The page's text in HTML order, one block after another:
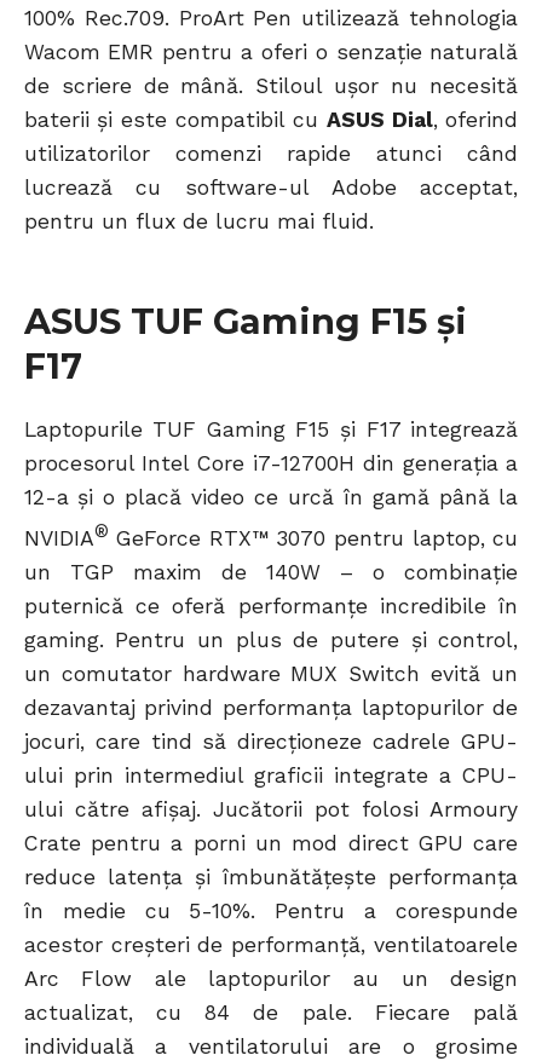
100% Rec.709. ProArt Pen utilizează tehnologia
Wacom EMR pentru a oferi o senzație naturală
de scriere de mână. Stiloul ușor nu necesită
baterii și este compatibil cu ASUS Dial, oferind
utilizatorilor comenzi rapide atunci când
lucrează cu software-ul Adobe acceptat,
pentru un flux de lucru mai fluid.
ASUS TUF Gaming F15 și
F17
Laptopurile TUF Gaming F15 și F17 integrează
procesorul Intel Core i7-12700H din generația a
12-a și o placă video ce urcă în gamă până la
NVIDIA® GeForce RTX™ 3070 pentru laptop, cu
un TGP maxim de 140W – o combinație
puternică ce oferă performanțe incredibile în
gaming. Pentru un plus de putere și control,
un comutator hardware MUX Switch evită un
dezavantaj privind performanța laptopurilor de
jocuri, care tind să direcționeze cadrele GPU-
ului prin intermediul graficii integrate a CPU-
ului către afișaj. Jucătorii pot folosi Armoury
Crate pentru a porni un mod direct GPU care
reduce latența și îmbunătățește performanța
în medie cu 5-10%. Pentru a corespunde
acestor creșteri de performanță, ventilatoarele
Arc Flow ale laptopurilor au un design
actualizat, cu 84 de pale. Fiecare pală
individuală a ventilatorului are o grosime